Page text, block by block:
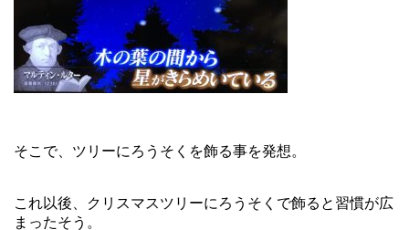
そこで、ツリーにろうそくを飾る事を発想。
これ以後、クリスマスツリーにろうそくで飾ると習慣が広
まったそう。